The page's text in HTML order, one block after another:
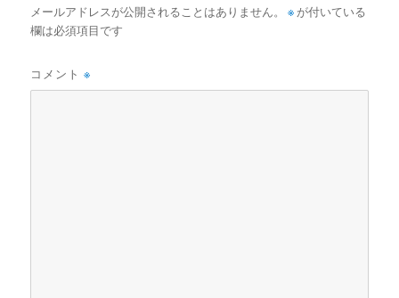
メールアドレスが公開されることはありません。 ※ が付いている
欄は必須項目です
コメント※